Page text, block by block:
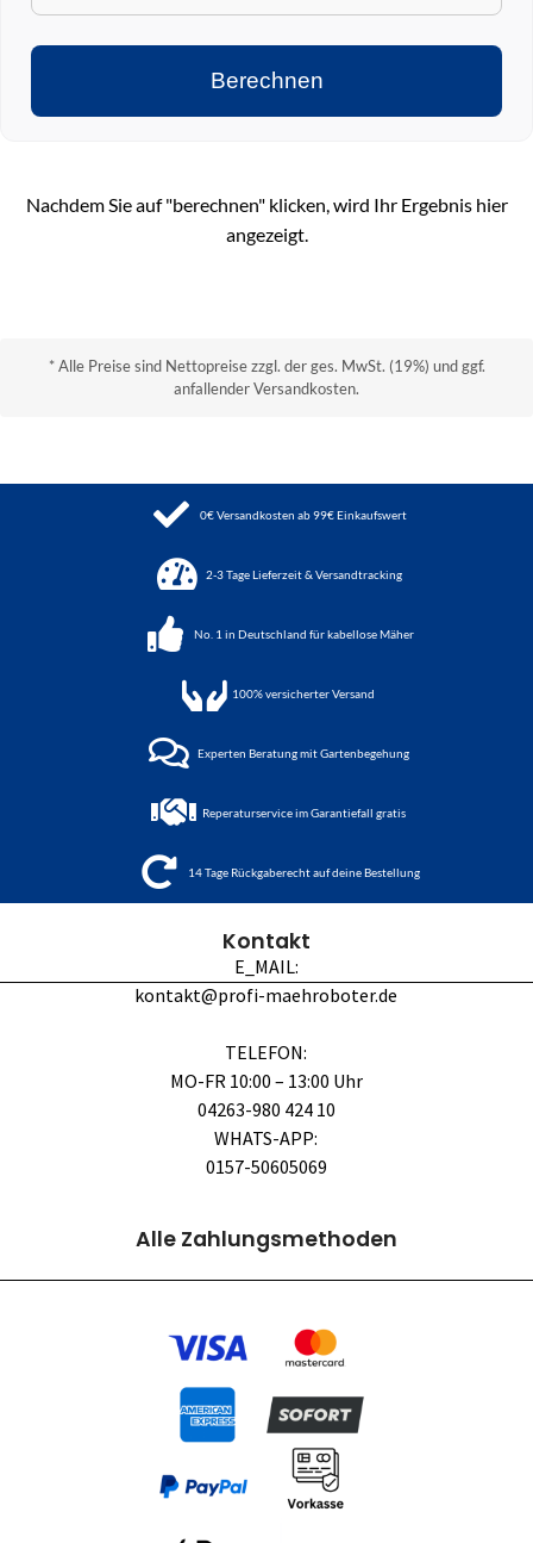
Berechnen
Nachdem Sie auf "berechnen" klicken, wird Ihr Ergebnis hier
angezeigt.
* Alle Preise sind Nettopreise zzgl. der ges. MwSt. (19%) und ggf.
anfallender Versandkosten.
0€ Versandkosten ab 99€ Einkaufswert
2-3 Tage Lieferzeit & Versandtracking
No. 1 in Deutschland für kabellose Mäher
100%versicherter Versand
Experten Beratung mit Gartenbegehung
Reperaturservice im Garantiefall gratis
14 Tage Rückgaberecht auf deine Bestellung
Kontakt
E_MAIL:
kontakt@profi-maehroboter.de
TELEFON:
MO-FR 10:00 – 13:00 Uhr
04263-980 424 10
WHATS-APP:
0157-50605069
Alle Zahlungsmethoden